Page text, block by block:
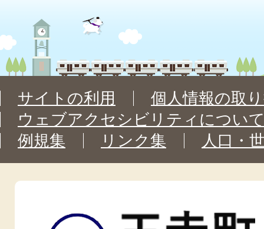
サイトの利用
個人情報の取
ウェブアクセシビリティについ
例規集
リンク集 人口・
王